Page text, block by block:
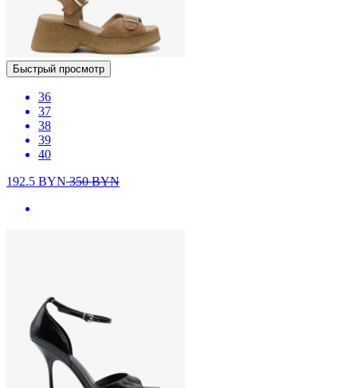
Быстрый просмотр
36
37
38
39
40
192.5 BYN350BYN